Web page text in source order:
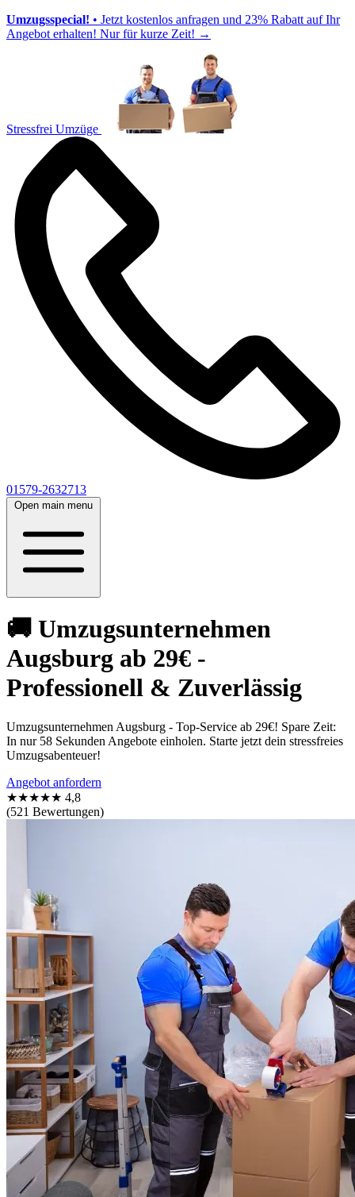
Umzugsspecial! • Jetzt kostenlos anfragen und 23% Rabatt auf Ihr
Angebot erhalten! Nur für kurze Zeit! →
Stressfrei Umzüge
01579-2632713
Open main menu
🚚 Umzugsunternehmen
Augsburg ab 29€ -
Professionell & Zuverlässig
Umzugsunternehmen Augsburg - Top-Service ab 29€! Spare Zeit:
In nur 58 Sekunden Angebote einholen. Starte jetzt dein stressfreies
Umzugsabenteuer!
Angebot anfordern
★★★★★ 4,8
(521 Bewertungen)